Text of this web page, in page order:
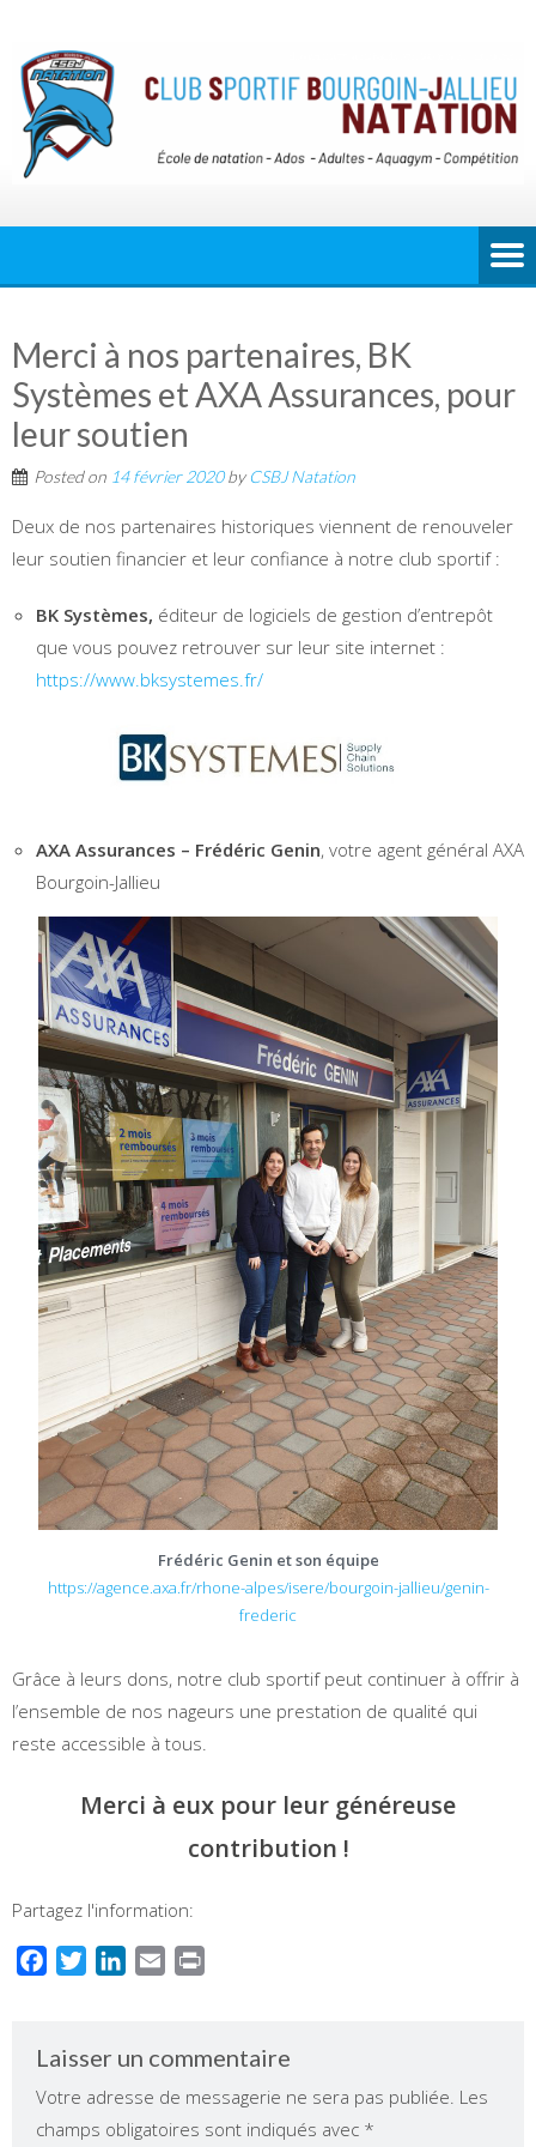
Merci à nos partenaires, BK
Systèmes et AXA Assurances, pour
leur soutien
Posted on 14 février 2020by CSBJ Natation
Deux de nos partenaires historiques viennent de renouveler
leur soutien financier et leur confiance à notre club sportif :
BK Systèmes, éditeur de logiciels de gestion d’entrepôt
que vous pouvez retrouver sur leur site internet :
https://www.bksystemes.fr/
AXA Assurances – Frédéric Genin, votre agent général AXA
Bourgoin-Jallieu
Frédéric Genin et son équipe
https://agence.axa.fr/rhone-alpes/isere/bourgoin-jallieu/genin-
frederic
Grâce à leurs dons, notre club sportif peut continuer à offrir à
l’ensemble de nos nageurs une prestation de qualité qui
reste accessible à tous.
Merci à eux pour leur généreuse
contribution !
Partagez l'information:
FacebookTwitterLinkedIn
Email
Laisser un commentaire
Votre adresse de messagerie ne sera pas publiée. Les
champs obligatoires sont indiqués avec *